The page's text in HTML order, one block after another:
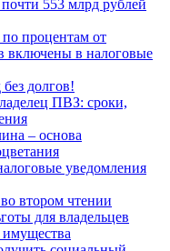
553 млрд рублей
процентам от
включены в налоговые
долгов!
ПВЗ: сроки,
– основа
уведомления
втором чтении
для владельцев
имущества